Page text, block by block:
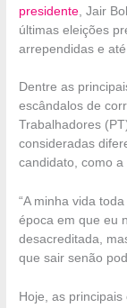
presidente , Jair
últimas eleições
arrependidas e
Dentre as
escândalos de
Trabalhadores
consideradas
candidato, como
“A minha vida
época em que eu
desacreditada,
que sair senão
Hoje, as